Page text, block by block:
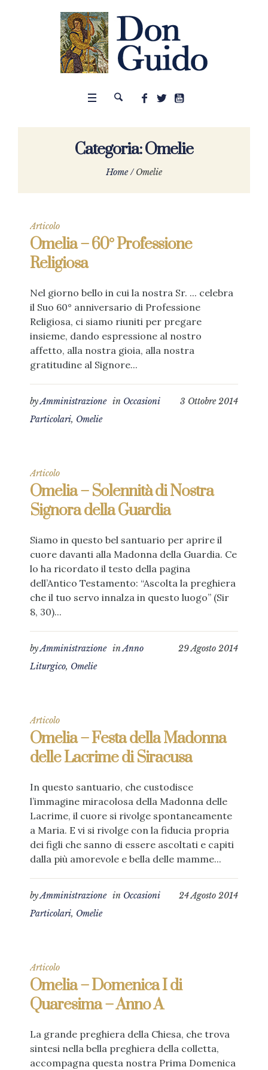
Categoria:Omelie
Home /Omelie
Articolo
Omelia – 60° Professione
Religiosa
Nel giorno bello in cui la nostra Sr. ... celebra
il Suo 60° anniversario di Professione
Religiosa, ci siamo riuniti per pregare
insieme, dando espressione al nostro
affetto, alla nostra gioia, alla nostra
gratitudine al Signore...
3 Ottobre 2014
byAmministrazione in Occasioni
Particolari, Omelie
Articolo
Omelia – Solennità di Nostra
Signora della Guardia
Siamo in questo bel santuario per aprire il
cuore davanti alla Madonna della Guardia. Ce
lo ha ricordato il testo della pagina
dell’Antico Testamento: “Ascolta la preghiera
che il tuo servo innalza in questo luogo” (Sir
8, 30)...
29 Agosto 2014
byAmministrazione inAnno
Liturgico, Omelie
Articolo
Omelia – Festa della Madonna
delle Lacrime di Siracusa
In questo santuario, che custodisce
l’immagine miracolosa della Madonna delle
Lacrime, il cuore si rivolge spontaneamente
a Maria. E vi si rivolge con la fiducia propria
dei figli che sanno di essere ascoltati e capiti
dalla più amorevole e bella delle mamme...
24 Agosto 2014
byAmministrazione in Occasioni
Particolari, Omelie
Articolo
Omelia – Domenica I di
Quaresima – Anno A
La grande preghiera della Chiesa, che trova
sintesi nella bella preghiera della colletta,
accompagna questa nostra Prima Domenica